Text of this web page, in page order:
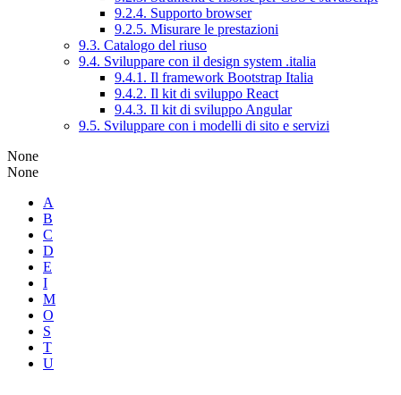
9.2.4. Supporto browser
9.2.5. Misurare le prestazioni
9.3. Catalogo del riuso
9.4. Sviluppare con il design system .italia
9.4.1. Il framework Bootstrap Italia
9.4.2. Il kit di sviluppo React
9.4.3. Il kit di sviluppo Angular
9.5. Sviluppare con i modelli di sito e servizi
None
None
A
B
C
D
E
I
M
O
S
T
U